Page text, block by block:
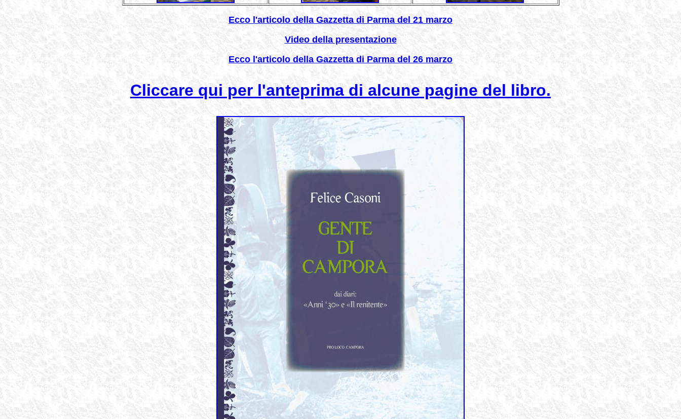
Ecco l'articolo della Gazzetta di Parma del 21 marzo
Video della presentazione
Ecco l'articolo della Gazzetta di Parma del 26 marzo
Cliccare qui per l'anteprima di alcune pagine del libro.